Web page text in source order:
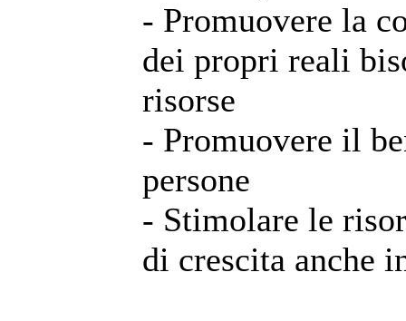
- Promuovere la
dei propri reali
risorse
- Promuovere il
persone
- Stimolare le
di crescita anche